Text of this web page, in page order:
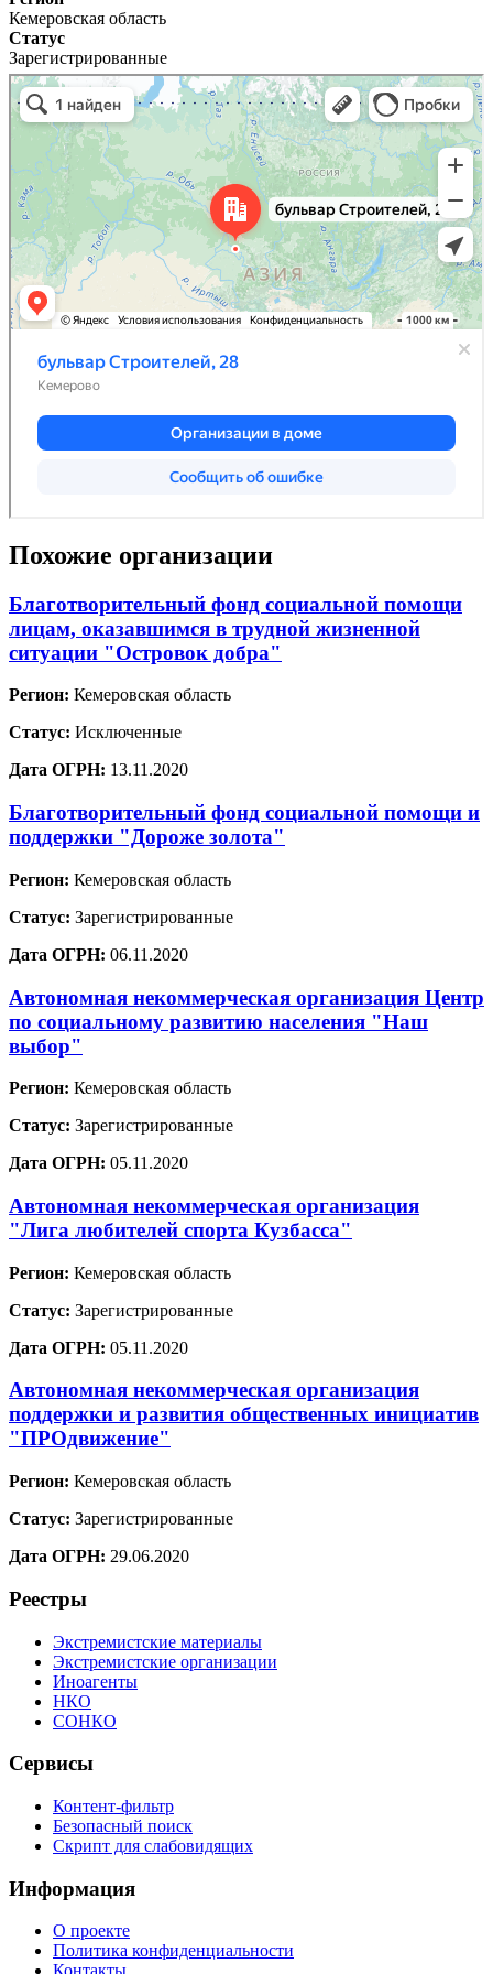
Кемеровская область
Статус
Зарегистрированные
Похожие организации
Благотворительный фонд социальной помощи
лицам, оказавшимся в трудной жизненной
ситуации "Островок добра"
Регион: Кемеровская область
Статус: Исключенные
Дата ОГРН: 13.11.2020
Благотворительный фонд социальной помощи и
поддержки "Дороже золота"
Регион: Кемеровская область
Статус: Зарегистрированные
Дата ОГРН: 06.11.2020
Автономная некоммерческая организация Центр
по социальному развитию населения "Наш
выбор"
Регион: Кемеровская область
Статус: Зарегистрированные
Дата ОГРН: 05.11.2020
Автономная некоммерческая организация
"Лига любителей спорта Кузбасса"
Регион: Кемеровская область
Статус: Зарегистрированные
Дата ОГРН: 05.11.2020
Автономная некоммерческая организация
поддержки и развития общественных инициатив
"ПРОдвижение"
Регион: Кемеровская область
Статус: Зарегистрированные
Дата ОГРН: 29.06.2020
Реестры
Экстремистские материалы
Экстремистские организации
Иноагенты
НКО
СОНКО
Сервисы
Контент-фильтр
Безопасный поиск
Скрипт для слабовидящих
Информация
О проекте
Политика конфиденциальности